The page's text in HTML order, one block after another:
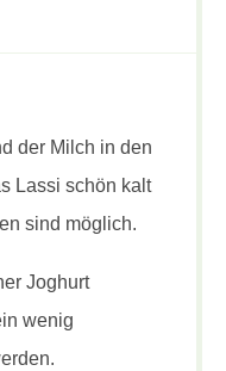
der Milch in den
Lassi schön kalt
sind möglich.
Joghurt
wenig